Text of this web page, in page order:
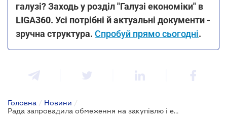
галузі? Заходь у розділ "Галузі економіки" в
LIGA360. Усі потрібні й актуальні документи -
зручна структура. Спробуй прямо сьогодні.
Головна / Новини /
Рада запровадила обмеження на закупівлю і експлуатацію бензинових та дизельних автобусів